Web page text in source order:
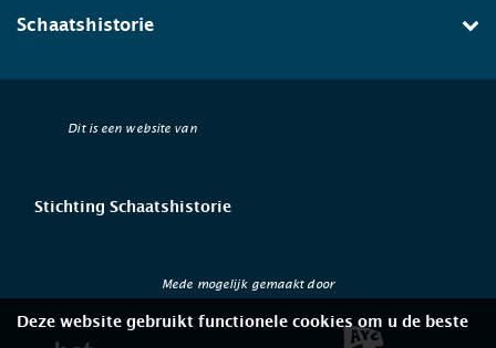
Schaatshistorie
Dit is een website van
Stichting Schaatshistorie
Mede mogelijk gemaakt door
Deze website gebruikt functionele cookies om u de beste